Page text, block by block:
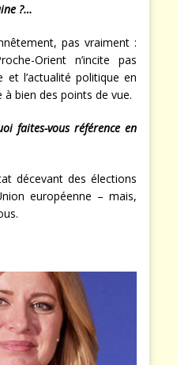
?…
pas vraiment :
Orient n’incite pas
et l’actualité politique en
bien des points de vue.
faites-vous référence en
décevant des élections
européenne – mais,